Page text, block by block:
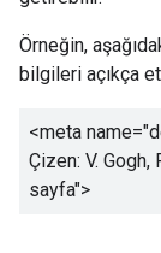
Örneğin,
bilgileri açıkça
<meta
Çizen: V. Gogh,
sayfa">